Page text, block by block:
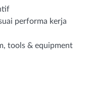
performa kerja
tools & equipment